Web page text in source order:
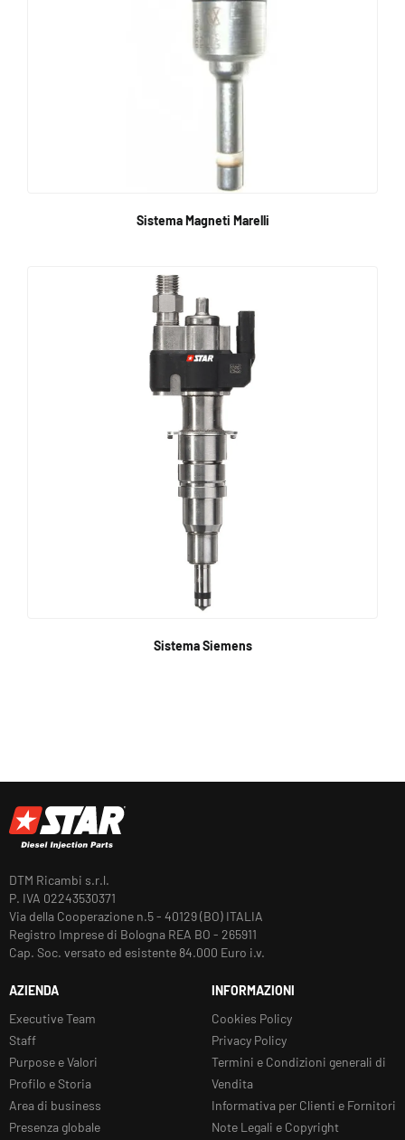
Sistema Magneti Marelli
Sistema Siemens
DTM Ricambi s.r.l.
P. IVA 02243530371
Via della Cooperazione n.5 - 40129 (BO) ITALIA
Registro Imprese di Bologna REA BO - 265911
Cap. Soc. versato ed esistente 84.000 Euro i.v.
AZIENDA
Executive Team
Staff
Purpose e Valori
Profilo e Storia
Area di business
Presenza globale
INFORMAZIONI
Cookies Policy
Privacy Policy
Termini e Condizioni generali di
Vendita
Informativa per Clienti e Fornitori
Note Legali e Copyright